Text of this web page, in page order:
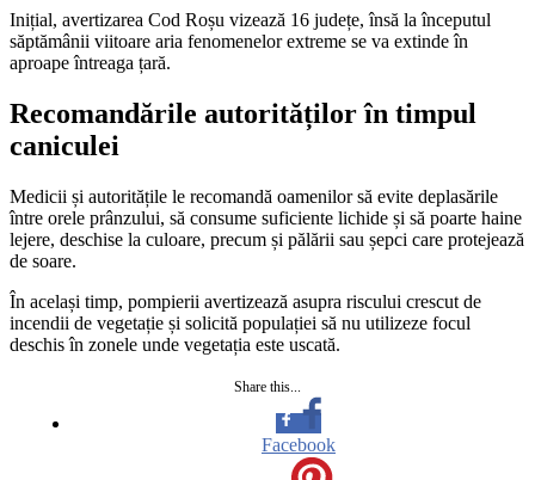
Inițial, avertizarea Cod Roșu vizează 16 județe, însă la începutul
săptămânii viitoare aria fenomenelor extreme se va extinde în
aproape întreaga țară.
Recomandările autorităților în timpul
caniculei
Medicii și autoritățile le recomandă oamenilor să evite deplasările
între orele prânzului, să consume suficiente lichide și să poarte haine
lejere, deschise la culoare, precum și pălării sau șepci care protejează
de soare.
În același timp, pompierii avertizează asupra riscului crescut de
incendii de vegetație și solicită populației să nu utilizeze focul
deschis în zonele unde vegetația este uscată.
Share this...
Facebook